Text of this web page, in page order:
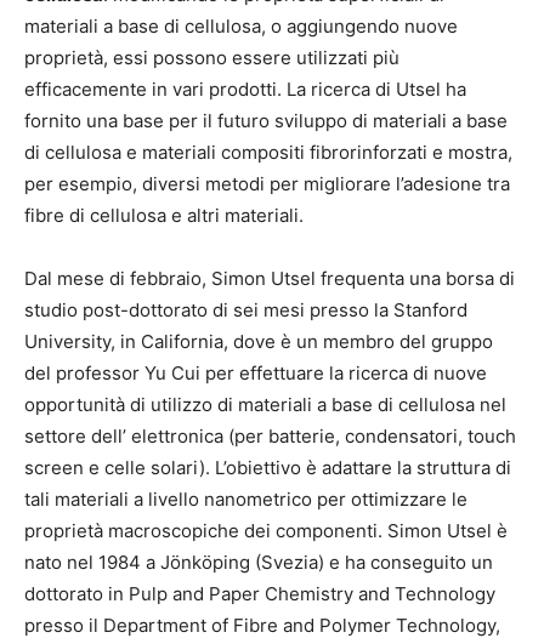
materiali a base di cellulosa, o aggiungendo nuove
proprietà, essi possono essere utilizzati più
efficacemente in vari prodotti. La ricerca di Utsel ha
fornito una base per il futuro sviluppo di materiali a base
di cellulosa e materiali compositi fibrorinforzati e mostra,
per esempio, diversi metodi per migliorare l’adesione tra
fibre di cellulosa e altri materiali.
Dal mese di febbraio, Simon Utsel frequenta una borsa di
studio post-dottorato di sei mesi presso la Stanford
University, in California, dove è un membro del gruppo
del professor Yu Cui per effettuare la ricerca di nuove
opportunità di utilizzo di materiali a base di cellulosa nel
settore dell’ elettronica (per batterie, condensatori, touch
screen e celle solari). L’obiettivo è adattare la struttura di
tali materiali a livello nanometrico per ottimizzare le
proprietà macroscopiche dei componenti. Simon Utsel è
nato nel 1984 a Jönköping (Svezia) e ha conseguito un
dottorato in Pulp and Paper Chemistry and Technology
presso il Department of Fibre and Polymer Technology,